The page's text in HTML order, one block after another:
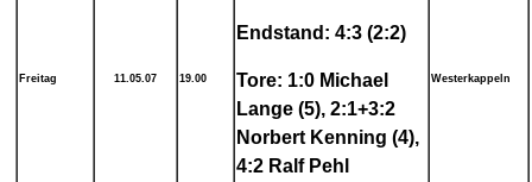
Freitag 11.05.07 19.00
Endstand: 4:3 (2:2)
Tore: 1:0 Michael
Lange (5), 2:1+3:2
Norbert Kenning (4),
4:2 Ralf Pehl
Westerkappeln